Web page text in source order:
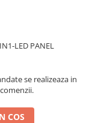
LED PANEL
se realizeaza in
COS